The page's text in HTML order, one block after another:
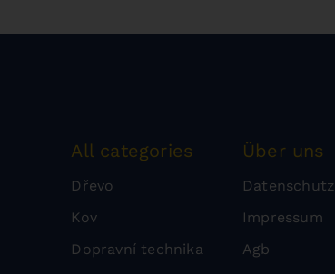
All categories
Dřevo
Kov
Dopravní technika
Über uns
Datenschutz
Impressum
Agb